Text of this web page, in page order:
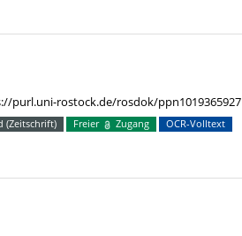
purl.uni-rostock.de/rosdok/ppn1019365927
(Zeitschrift) Freier Zugang OCR-Volltext